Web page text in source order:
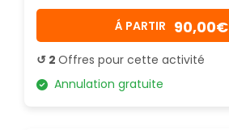
Á PARTIR 90,00€
↺ 2 Offres pour cette activité
Annulation gratuite